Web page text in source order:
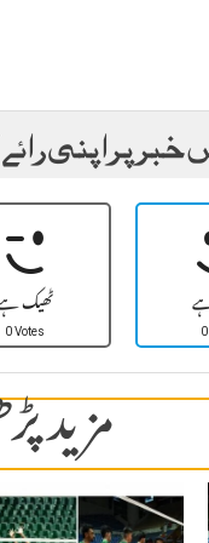
خبر پر اپنی
ٹھیک
0 Votes
مزید